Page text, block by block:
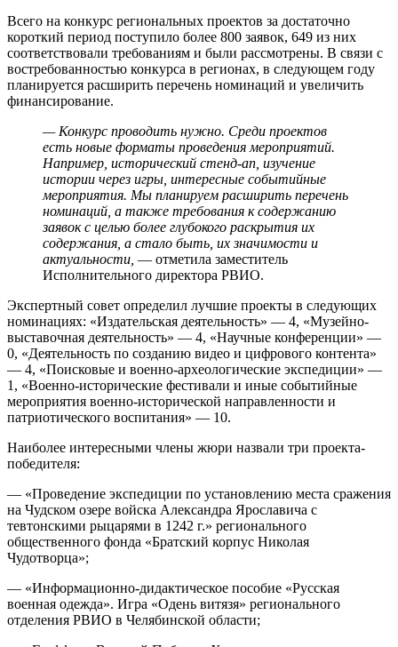
Всего на конкурс региональных проектов за достаточно
короткий период поступило более 800 заявок, 649 из них
соответствовали требованиям и были рассмотрены. В связи с
востребованностью конкурса в регионах, в следующем году
планируется расширить перечень номинаций и увеличить
финансирование.
— Конкурс проводить нужно. Среди проектов
есть новые форматы проведения мероприятий.
Например, исторический стенд-ап, изучение
истории через игры, интересные событийные
мероприятия. Мы планируем расширить перечень
номинаций, а также требования к содержанию
заявок с целью более глубокого раскрытия их
содержания, а стало быть, их значимости и
актуальности, — отметила заместитель
Исполнительного директора РВИО.
Экспертный совет определил лучшие проекты в следующих
номинациях: «Издательская деятельность» — 4, «Музейно-
выставочная деятельность» — 4, «Научные конференции» —
0, «Деятельность по созданию видео и цифрового контента»
— 4, «Поисковые и военно-археологические экспедиции» —
1, «Военно-исторические фестивали и иные событийные
мероприятия военно-исторической направленности и
патриотического воспитания» — 10.
Наиболее интересными члены жюри назвали три проекта-
победителя:
— «Проведение экспедиции по установлению места сражения
на Чудском озере войска Александра Ярославича с
тевтонскими рыцарями в 1242 г.» регионального
общественного фонда «Братский корпус Николая
Чудотворца»;
— «Информационно-дидактическое пособие «Русская
военная одежда». Игра «Одень витязя» регионального
отделения РВИО в Челябинской области;